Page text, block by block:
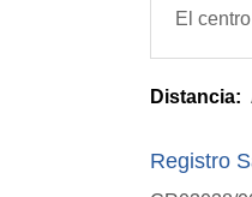
El
Distancia:
Registro